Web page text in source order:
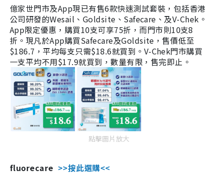
億家世門市及App現已有售6款快速測試套裝，包括香港
公司研發的Wesail、Goldsite、Safecare、及V-Chek。
App限定優惠，購買10支可享75折，而門市則10支8
折。現凡於App購買Safecare及Goldsite，售價低至
$186.7，平均每支只需$18.6就買到。V-Chek門市購買
一支平均不用$17.9就買到，數量有限，售完即止。
點擊圖片放大
fluorecare >>按此選購<<